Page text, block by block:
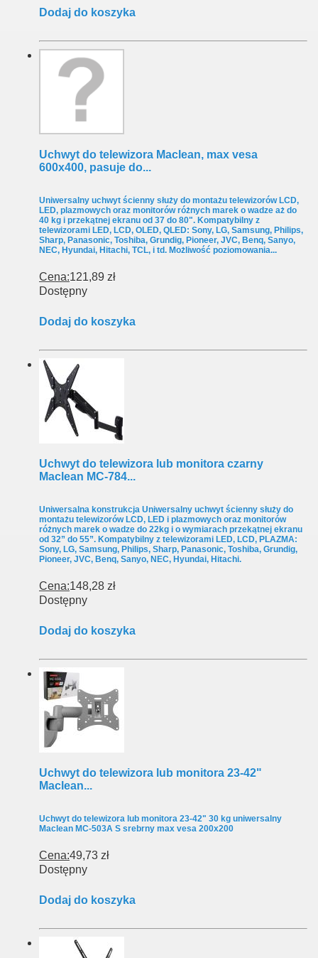
Dodaj do koszyka
Uchwyt do telewizora Maclean, max vesa
600x400, pasuje do...
Uniwersalny uchwyt ścienny służy do montażu telewizorów LCD,
LED, plazmowych oraz monitorów różnych marek o wadze aż do
40 kg i przekątnej ekranu od 37 do 80". Kompatybilny z
telewizorami LED, LCD, OLED, QLED: Sony, LG, Samsung, Philips,
Sharp, Panasonic, Toshiba, Grundig, Pioneer, JVC, Benq, Sanyo,
NEC, Hyundai, Hitachi, TCL, i td. Możliwość poziomowania...
Cena:121,89 zł
Dostępny
Dodaj do koszyka
Uchwyt do telewizora lub monitora czarny
Maclean MC-784...
Uniwersalna konstrukcja Uniwersalny uchwyt ścienny służy do
montażu telewizorów LCD, LED i plazmowych oraz monitorów
różnych marek o wadze do 22kg i o wymiarach przekątnej ekranu
od 32” do 55”. Kompatybilny z telewizorami LED, LCD, PLAZMA:
Sony, LG, Samsung, Philips, Sharp, Panasonic, Toshiba, Grundig,
Pioneer, JVC, Benq, Sanyo, NEC, Hyundai, Hitachi.
Cena:148,28 zł
Dostępny
Dodaj do koszyka
Uchwyt do telewizora lub monitora 23-42"
Maclean...
Uchwyt do telewizora lub monitora 23-42" 30 kg uniwersalny
Maclean MC-503A S srebrny max vesa 200x200
Cena:49,73 zł
Dostępny
Dodaj do koszyka